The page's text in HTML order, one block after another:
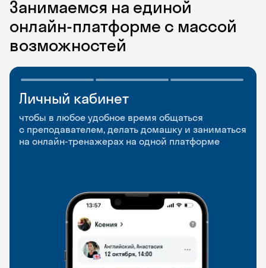
Занимаемся на единой
онлайн-платформе с массой
возможностей
Личный кабинет
чтобы в любое удобное время общаться
с преподавателем, делать домашку и заниматься
на онлайн-тренажерах на одной платформе
Мобильное
приложение
чтобы заниматься и изучать новые слова где
и когда удобно
Разговорные клубы
и Talks
Групповые занятия для разговорной практики
и индивидуальные встречи с преподавателями